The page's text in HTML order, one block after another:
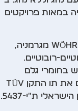
למעלה מ-20,000 מקומות חניה במאות פרויקטים
פרומוט מייצגת בישראל את חברת WÖHR Autoparksysteme GmbH מגרמניה,
רובוטיים.
בחומרי גלם
איכותיים המבטיחה עמידות ארוכת שנים. בנוסף, המתקנים נושאים את תו התקן TÜV